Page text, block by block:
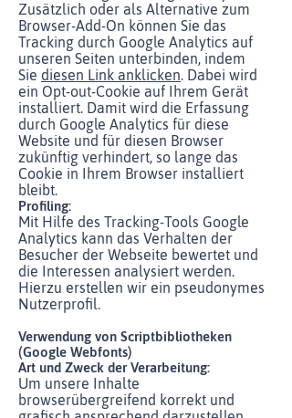
Zusätzlich oder als Alternative zum
Browser-Add-On können Sie das
Tracking durch Google Analytics auf
unseren Seiten unterbinden, indem
Sie diesen Link anklicken. Dabei wird
ein Opt-out-Cookie auf Ihrem Gerät
installiert. Damit wird die Erfassung
durch Google Analytics für diese
Website und für diesen Browser
zukünftig verhindert, so lange das
Cookie in Ihrem Browser installiert
bleibt.
Profiling:
Mit Hilfe des Tracking-Tools Google
Analytics kann das Verhalten der
Besucher der Webseite bewertet und
die Interessen analysiert werden.
Hierzu erstellen wir ein pseudonymes
Nutzerprofil.
Verwendung von Scriptbibliotheken
(Google Webfonts)
Art und Zweck der Verarbeitung:
Um unsere Inhalte
browserübergreifend korrekt und